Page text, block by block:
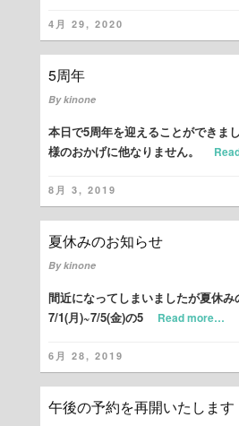
4月 29, 2020
5周年
Bykinone
本日で5周年を迎えることができま
様のおかげに他なりません。
8月 3, 2019
夏休みのお知らせ
Bykinone
間近になってしまいましたが夏休み
7/1(月)~7/5(金)の5
Read more…
6月 28, 2019
午後の予約を再開いたします